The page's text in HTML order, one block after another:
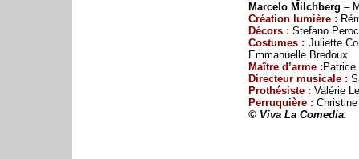
Marcelo Milchberg –
Création lumière :
Décors : Stefano
Costumes : Juliette
Emmanuelle Bredoux
Maître d’arme : Patrice
Directeur musicale :
Prothésiste : Valérie
Perruquière :
© Viva La Comedia.